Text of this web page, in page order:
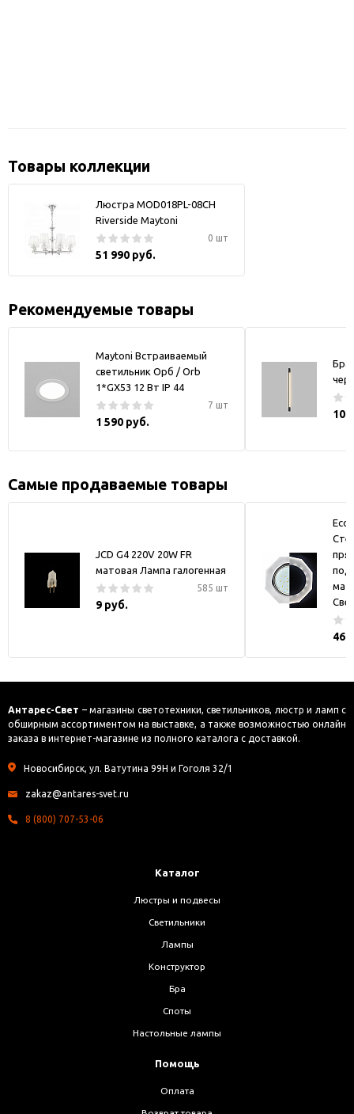
Товары коллекции
Люстра MOD018PL-08CH
Riverside Maytoni
0 шт
51 990 руб.
Рекомендуемые товары
Maytoni Встраиваемый
светильник Орб / Orb
1*GX53 12 Вт IP 44
7 шт
1 590 руб.
Бра
10
Самые продаваемые товары
JCD G4 220V 20W FR
матовая Лампа галогенная
585 шт
9 руб.
Антарес-Свет – магазины светотехники, светильников, люстр и ламп с
обширным ассортиментом на выставке, а также возможностью онлайн
заказа в интернет-магазине из полного каталога с доставкой.
Новосибирск, ул. Ватутина 99Н и Гоголя 32/1
zakaz@antares-svet.ru
8 (800) 707-53-06
Каталог
Люстры и подвесы
Светильники
Лампы
Конструктор
Бра
Споты
Настольные лампы
Помощь
Оплата